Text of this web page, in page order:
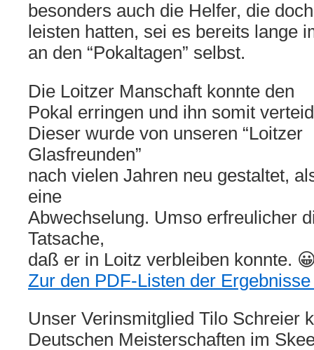
besonders auch die Helfer, die
leisten hatten, sei es bereits lange
an den “Pokaltagen” selbst.
Die Loitzer Manschaft konnte den
Pokal erringen und ihn somit
Dieser wurde von unseren “Loitzer
Glasfreunden”
nach vielen Jahren neu gestaltet,
eine
Abwechselung. Umso erfreulicher
Tatsache,
daß er in Loitz verbleiben konnte.
Zur den PDF-Listen der
Unser Verinsmitglied Tilo Schreier
Deutschen Meisterschaften im